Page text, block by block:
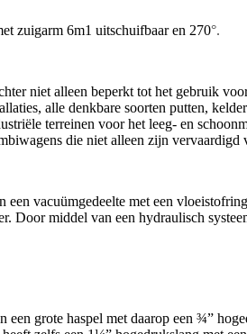
zuigarm 6m1 uitschuifbaar en 270°.
niet alleen beperkt tot het gebruik
alle denkbare soorten putten,
terreinen voor het leeg- en
die niet alleen zijn vervaardigd
vacuümgedeelte met een
Door middel van een hydraulisch
een grote haspel met daarop een ¾”